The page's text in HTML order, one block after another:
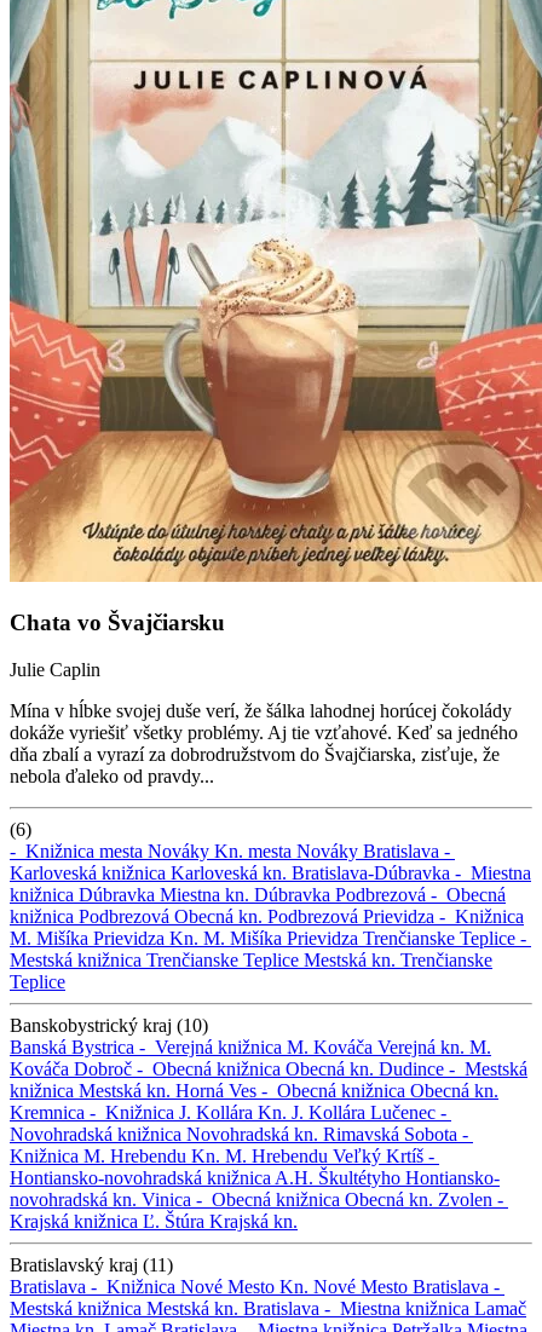
Chata vo Švajčiarsku
Julie Caplin
Mína v hĺbke svojej duše verí, že šálka lahodnej horúcej čokolády
dokáže vyriešiť všetky problémy. Aj tie vzťahové. Keď sa jedného
dňa zbalí a vyrazí za dobrodružstvom do Švajčiarska, zisťuje, že
nebola ďaleko od pravdy...
(6)
- Knižnica mesta Nováky Kn. mesta Nováky Bratislava -
Karloveská knižnica Karloveská kn. Bratislava-Dúbravka - Miestna
knižnica Dúbravka Miestna kn. Dúbravka Podbrezová - Obecná
knižnica Podbrezová Obecná kn. Podbrezová Prievidza - Knižnica
M. Mišíka Prievidza Kn. M. Mišíka Prievidza Trenčianske Teplice -
Mestská knižnica Trenčianske Teplice Mestská kn. Trenčianske
Teplice
Banskobystrický kraj (10)
Banská Bystrica - Verejná knižnica M. Kováča Verejná kn. M.
Kováča Dobroč - Obecná knižnica Obecná kn. Dudince - Mestská
knižnica Mestská kn. Horná Ves - Obecná knižnica Obecná kn.
Kremnica - Knižnica J. Kollára Kn. J. Kollára Lučenec -
Novohradská knižnica Novohradská kn. Rimavská Sobota -
Knižnica M. Hrebendu Kn. M. Hrebendu Veľký Krtíš -
Hontiansko-novohradská knižnica A.H. Škultétyho Hontiansko-
novohradská kn. Vinica - Obecná knižnica Obecná kn. Zvolen -
Krajská knižnica Ľ. Štúra Krajská kn.
Bratislavský kraj (11)
Bratislava - Knižnica Nové Mesto Kn. Nové Mesto Bratislava -
Mestská knižnica Mestská kn. Bratislava - Miestna knižnica Lamač